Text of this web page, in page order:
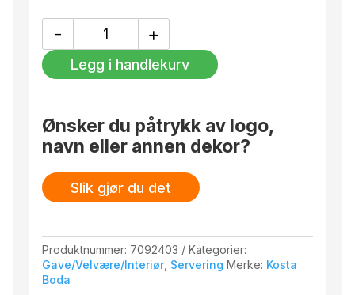
-
rosa/gul
200
mm
antall
+
Legg i handlekurv
Ønsker du påtrykk av logo,
navn eller annen dekor?
Slik gjør du det
Produktnummer: 7092403
Kategorier:
Gave/Velvære/Interiør, Servering Merke: Kosta
Boda